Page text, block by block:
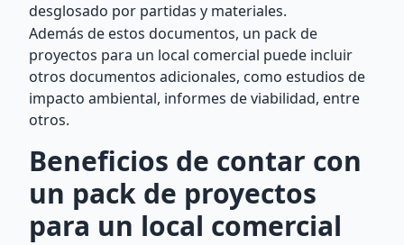
desglosado por partidas y materiales.
Además de estos documentos, un pack de
proyectos para un local comercial puede incluir
otros documentos adicionales, como estudios de
impacto ambiental, informes de viabilidad, entre
otros.
Beneficios de contar con
un pack de proyectos
para un local comercial